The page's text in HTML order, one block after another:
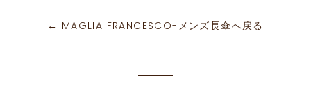
ェ
稿
← MAGLIA FRANCESCO-メンズ長傘へ戻る